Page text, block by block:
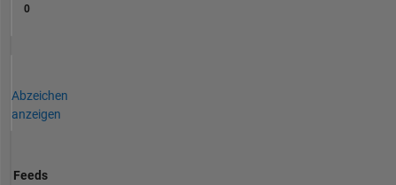
0
Abzeichen
anzeigen
Feeds